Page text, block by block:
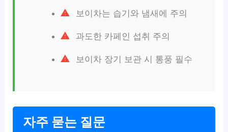
보이차는 습기와 냄새에 주의
과도한 카페인 섭취 주의
보이차 장기 보관 시 통풍 필수
자주 묻는 질문